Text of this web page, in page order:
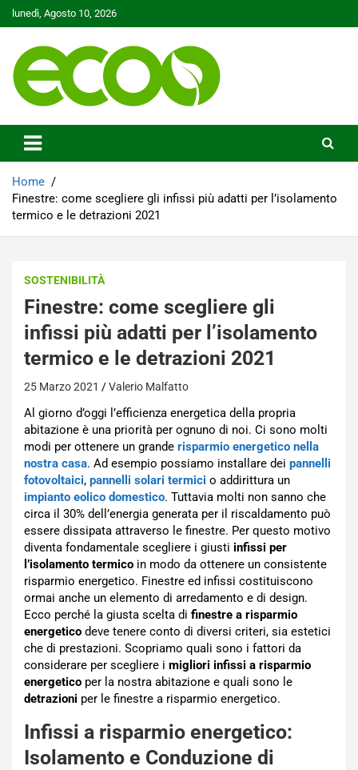
Skip
to
lunedì, Agosto 10, 2026
Ecoo.it
Home
Finestre: come scegliere gli infissi più adatti per l’isolamento
termico e le detrazioni 2021
SOSTENIBILITÀ
Finestre: come scegliere gli
infissi più adatti per l’isolamento
termico e le detrazioni 2021
25 Marzo 2021 Valerio Malfatto
Al giorno d’oggi l’efficienza energetica della propria
abitazione è una priorità per ognuno di noi. Ci sono molti
modi per ottenere un grande risparmio energetico nella
nostra casa. Ad esempio possiamo installare dei pannelli
fotovoltaici, pannelli solari termici o addirittura un
impianto eolico domestico. Tuttavia molti non sanno che
circa il 30% dell’energia generata per il riscaldamento può
essere dissipata attraverso le finestre. Per questo motivo
diventa fondamentale scegliere i giusti infissi per
l’isolamento termico in modo da ottenere un consistente
risparmio energetico. Finestre ed infissi costituiscono
ormai anche un elemento di arredamento e di design.
Ecco perché la giusta scelta di finestre a risparmio
energetico deve tenere conto di diversi criteri, sia estetici
che di prestazioni. Scopriamo quali sono i fattori da
considerare per scegliere i migliori infissi a risparmio
energetico per la nostra abitazione e quali sono le
detrazioni per le finestre a risparmio energetico.
Infissi a risparmio energetico:
Isolamento e Conduzione di